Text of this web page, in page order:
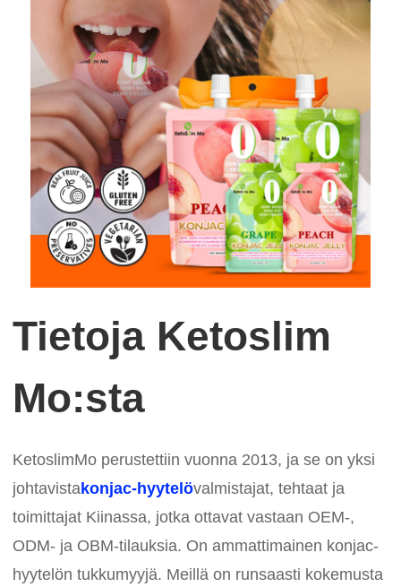
Tietoja Ketoslim
Mo:sta
KetoslimMo perustettiin vuonna 2013, ja se on yksi
johtavistakonjac-hyytelövalmistajat, tehtaat ja
toimittajat Kiinassa, jotka ottavat vastaan ​​OEM-,
ODM- ja OBM-tilauksia. On ammattimainen konjac-
hyytelön tukkumyyjä. Meillä on runsaasti kokemusta